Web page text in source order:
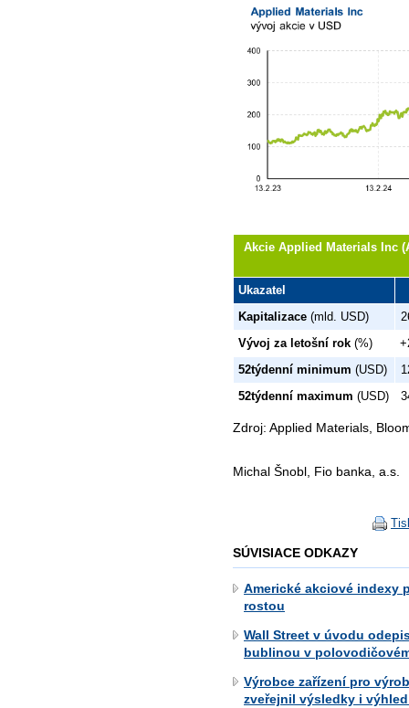
Akcie Applied Materials Inc
Ukazatel
Kapitalizace (mld. USD)
Vývoj za letošní rok (%)
52týdenní minimum (USD)
52týdenní maximum (USD)
Zdroj: Applied Materials,
Michal Šnobl, Fio banka, a.s.
SÚVISIACE ODKAZY
Americké akciové indexy
rostou
Wall Street v úvodu
bublinou v
Výrobce zařízení pro
zveřejnil výsledky i